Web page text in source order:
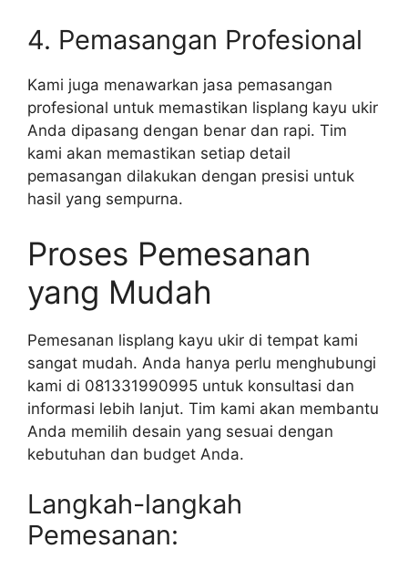
4. Pemasangan Profesional
Kami juga menawarkan jasa pemasangan
profesional untuk memastikan lisplang kayu ukir
Anda dipasang dengan benar dan rapi. Tim
kami akan memastikan setiap detail
pemasangan dilakukan dengan presisi untuk
hasil yang sempurna.
Proses Pemesanan
yang Mudah
Pemesanan lisplang kayu ukir di tempat kami
sangat mudah. Anda hanya perlu menghubungi
kami di 081331990995 untuk konsultasi dan
informasi lebih lanjut. Tim kami akan membantu
Anda memilih desain yang sesuai dengan
kebutuhan dan budget Anda.
Langkah-langkah
Pemesanan: